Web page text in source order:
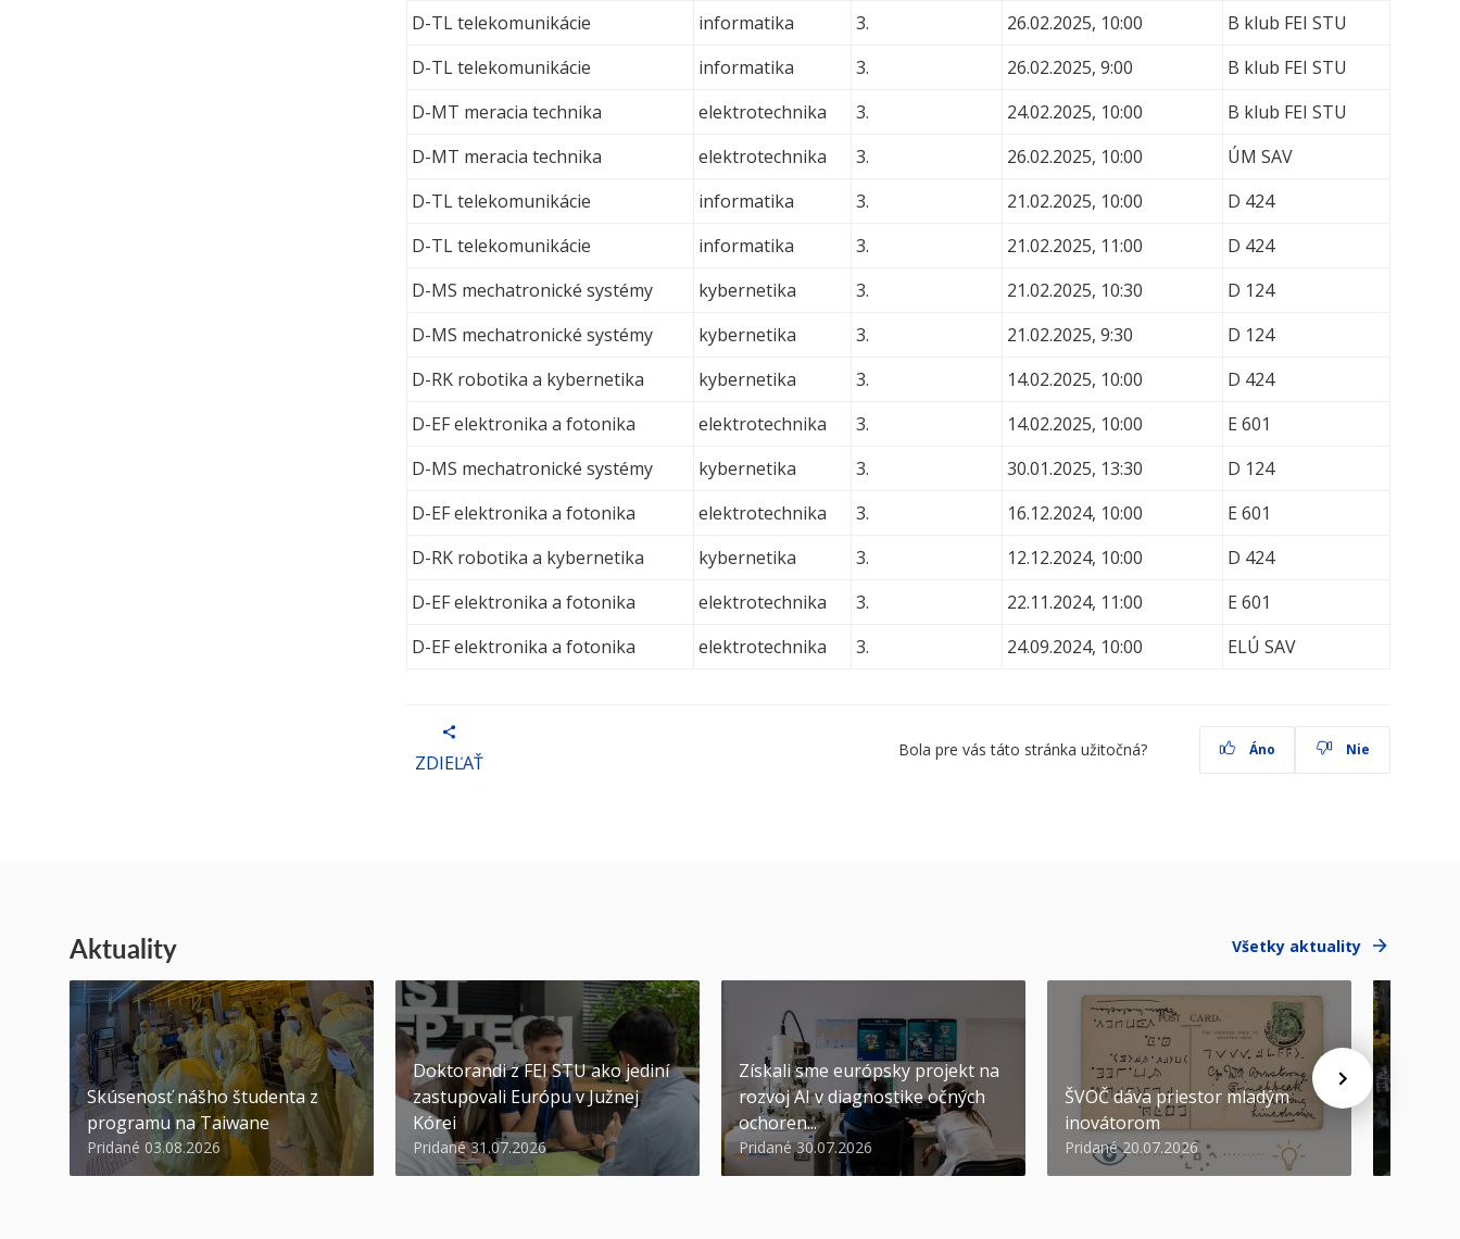
D-TL telekomunikácie
informatika 3. 26.02.2025, 10:00
B klub FEI STU
D-TL telekomunikácie
informatika 3. 26.02.2025, 9:00
B klub FEI STU
D-MT meracia technika
elektrotechnika 3. 24.02.2025, 10:00
B klub FEI STU
D-MT meracia technika
elektrotechnika 3. 26.02.2025, 10:00
ÚM SAV
D-TL telekomunikácie
informatika 3. 21.02.2025, 10:00
D 424
D-TL telekomunikácie
informatika 3. 21.02.2025, 11:00
D 424
D-MS mechatronické systémy
kybernetika 3. 21.02.2025, 10:30
D 124
D-MS mechatronické systémy
kybernetika 3. 21.02.2025, 9:30
D 124
D-RK robotika a kybernetika
kybernetika 3. 14.02.2025, 10:00
D 424
D-EF elektronika a fotonika
elektrotechnika 3. 14.02.2025, 10:00
E 601
D-MS mechatronické systémy
kybernetika 3. 30.01.2025, 13:30
D 124
D-EF elektronika a fotonika
elektrotechnika 3. 16.12.2024, 10:00
E 601
D-RK robotika a kybernetika
kybernetika 3. 12.12.2024, 10:00
D 424
D-EF elektronika a fotonika
elektrotechnika 3. 22.11.2024, 11:00
E 601
D-EF elektronika a fotonika
elektrotechnika 3. 24.09.2024, 10:00 ELÚ SAV
ZDIEĽAŤ
Bola pre vás táto stránka užitočná? Áno Nie
Aktuality Všetky aktuality
Skúsenosť nášho študenta z
programu na Taiwane
Pridané 03.08.2026
Doktorandi z FEI STU ako jediní
zastupovali Európu v Južnej
Kórei
Pridané 31.07.2026
Získali sme európsky projekt na
rozvoj AI v diagnostike očných
ochoren...
Pridané 30.07.2026
ŠVOČ dáva priestor mladým
inovátorom
Pridané 20.07.2026